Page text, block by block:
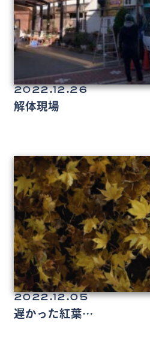
2022.12.26
解体現場
2022.12.05
遅かった紅葉…